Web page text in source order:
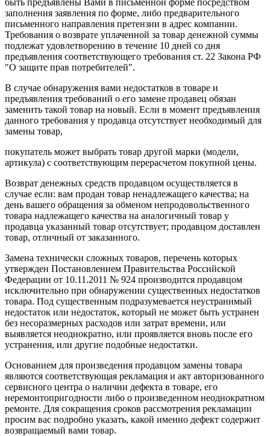
быть предъявлены Вами в письменной форме посредством
заполнения заявления по форме, либо предварительного
письменного направления претензии в адрес компании.
Требования о возврате уплаченной за товар денежной суммы
подлежат удовлетворению в течение 10 дней со дня
предъявления соответствующего требования ст. 22 Закона РФ
"О защите прав потребителей".
В случае обнаружения вами недостатков в товаре и
предъявления требований о его замене продавец обязан
заменить такой товар на новый. Если в момент предъявления
данного требования у продавца отсутствует необходимый для
замены товар,
покупатель может выбрать товар другой марки (модели,
артикула) с соответствующим перерасчетом покупной цены.
Возврат денежных средств продавцом осуществляется в
случае если: вам продан товар ненадлежащего качества; на
день вашего обращения за обменом непродовольственного
товара надлежащего качества на аналогичный товар у
продавца указанный товар отсутствует; продавцом доставлен
товар, отличный от заказанного.
Замена технически сложных товаров, перечень которых
утвержден Постановлением Правительства Российской
Федерации от 10.11.2011 № 924 производится продавцом
исключительно при обнаружении существенных недостатков
товара. Под существенным подразумевается неустранимый
недостаток или недостаток, который не может быть устранен
без несоразмерных расходов или затрат времени, или
выявляется неоднократно, или проявляется вновь после его
устранения, или другие подобные недостатки.
Основанием для произведения продавцом замены товара
являются соответствующая рекламация и акт авторизованного
сервисного центра о наличии дефекта в товаре, его
неремонтопригодности либо о произведенном неоднократном
ремонте. Для сокращения сроков рассмотрения рекламации
просим вас подробно указать, какой именно дефект содержит
возвращаемый вами товар.